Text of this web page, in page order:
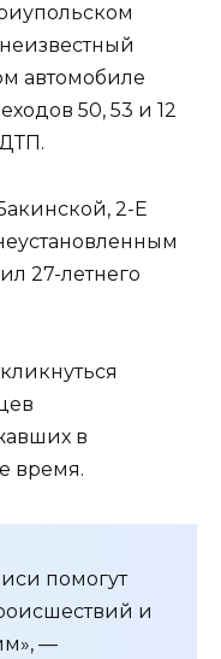
автомобиле
50, 53 и 12
2-Е
27-летнего
в
время.
помогут
и
—